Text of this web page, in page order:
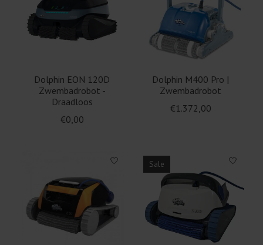
Dolphin EON 120D
Zwembadrobot -
Draadloos
€0,00
Dolphin M400 Pro |
Zwembadrobot
€1.372,00
Sale